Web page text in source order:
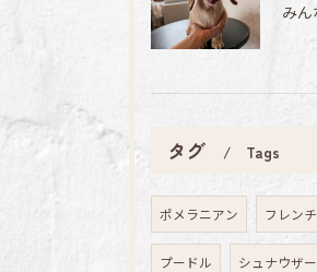
タグ Tags
ポメラニアン フレンチ
プードル シュナウザー